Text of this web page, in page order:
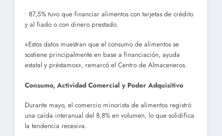
• 87,5% tuvo que financiar alimentos con tarjetas de crédito
y al fiado o con dinero prestado.
«Estos datos muestran que el consumo de alimentos se
sostiene principalmente en base a financiación, ayuda
estatal y préstamos», remarcó el Centro de Almaceneros.
Consumo, Actividad Comercial y Poder Adquisitivo
Durante mayo, el comercio minorista de alimentos registró
una caída interanual del 8,8% en volumen, lo que solidifica
la tendencia recesiva.